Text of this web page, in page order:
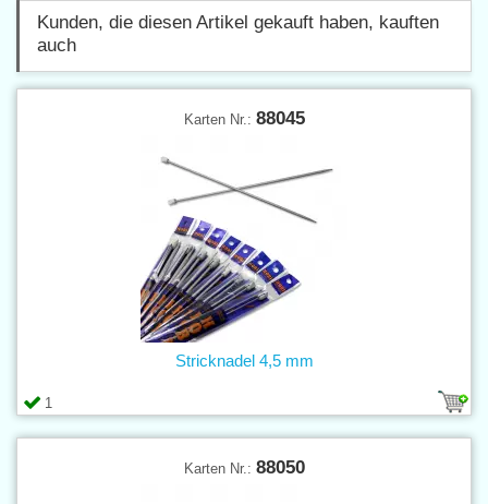
Kunden, die diesen Artikel gekauft haben, kauften
auch
Karten Nr.: 88045
1
Stricknadel 4,5 mm
Karten Nr.: 88050